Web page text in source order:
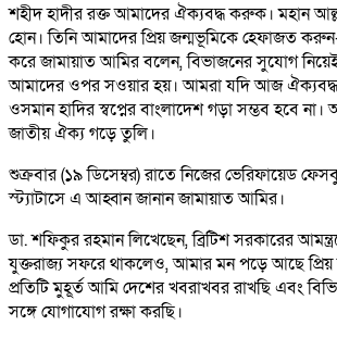
শহীদ হাদীর রক্ত আমাদের ঐক্যবদ্ধ করুক। মহান
হোন। তিনি আমাদের প্রিয় জন্মভূমিকে হেফাজত
করে জামায়াত আমির বলেন, বিভাজনের সুযোগ
আমাদের ওপর সওয়ার হয়। আমরা যদি আজ ঐক্যবদ্ধ
ওসমান হাদির স্বপ্নের বাংলাদেশ গড়া সম্ভব হবে
জাতীয় ঐক্য গড়ে তুলি।
শুক্রবার (১৯ ডিসেম্বর) রাতে নিজের ভেরিফায়েড
স্ট্যাটাসে এ আহ্বান জানান জামায়াত আমির।
ডা. শফিকুর রহমান লিখেছেন, ব্রিটিশ সরকারের
যুক্তরাজ্য সফরে থাকলেও, আমার মন পড়ে আছে প্রিয়
প্রতিটি মুহূর্ত আমি দেশের খবরাখবর রাখছি এবং
সঙ্গে যোগাযোগ রক্ষা করছি।